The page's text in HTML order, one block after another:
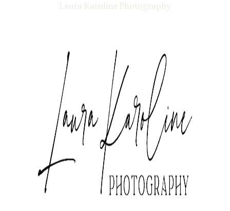
Laura Karoline Photography